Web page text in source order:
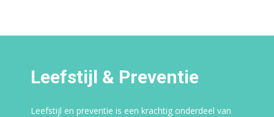
Leefstijl & Preventie
Leefstijl en preventie is een krachtig onderdeel van